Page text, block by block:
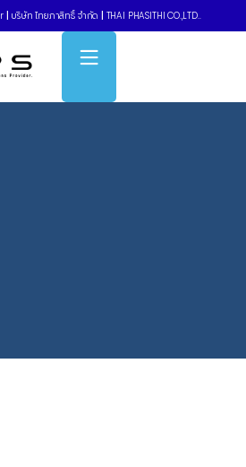
บริษัท ไทยภาสิทธิ์ จำกัด THAI PHASITHI CO.,LTD..
» Blog »
392 K-SL และ CMDT 392
ต่างกันอย่างไร?